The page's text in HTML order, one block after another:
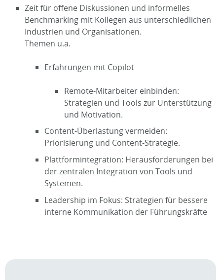
Zeit für offene Diskussionen und informelles
Benchmarking mit Kollegen aus unterschiedlichen
Industrien und Organisationen.
Themen u.a.
Erfahrungen mit Copilot
Remote-Mitarbeiter einbinden:
Strategien und Tools zur Unterstützung
und Motivation.
Content-Überlastung vermeiden:
Priorisierung und Content-Strategie.
Plattformintegration: Herausforderungen bei
der zentralen Integration von Tools und
Systemen.
Leadership im Fokus: Strategien für bessere
interne Kommunikation der Führungskräfte